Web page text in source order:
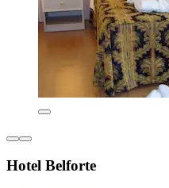
Hotel Belforte